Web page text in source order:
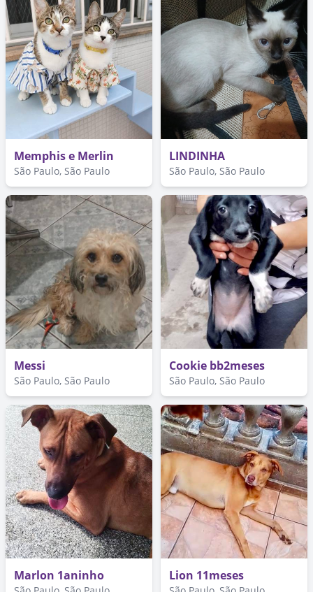
Memphis e Merlin
São Paulo, São Paulo
LINDINHA
São Paulo, São Paulo
Messi
São Paulo, São Paulo
Cookie bb2meses
São Paulo, São Paulo
Marlon 1aninho Lion 11meses